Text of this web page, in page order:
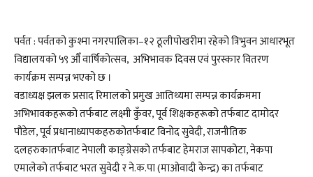
पर्वत : पर्वतको कुश्मा नगरपालिका–१२ ठूलीपोखरीमा रहेको त्रिभुवन आधारभूत
विद्यालयको ५९ औँ वार्षिकोत्सव, अभिभावक दिवस एवं पुरस्कार वितरण
कार्यक्रम सम्पन्न भएको छ ।
वडाध्यक्ष झलक प्रसाद रिमालको प्रमुख आतिथ्यमा सम्पन्न कार्यक्रममा
अभिभावकहरूको तर्फबाट लक्ष्मी कुँवर, पूर्व शिक्षकहरूको तर्फबाट दामोदर
पौडेल, पूर्व प्रधानाध्यापकहरुकोतर्फबाट विनोद सुवेदी, राजनीतिक
दलहरुकातर्फबाट नेपाली काङ्ग्रेसको तर्फबाट हेमराज सापकोटा, नेकपा
एमालेको तर्फबाट भरत सुवेदी र ने.क.पा (माओवादी केन्द्र) का तर्फबाट